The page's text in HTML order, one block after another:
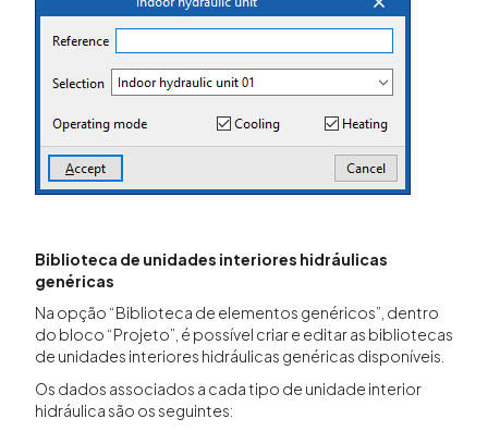
Biblioteca de unidades interiores hidráulicas
genéricas
Na opção “Biblioteca de elementos genéricos”, dentro
do bloco “Projeto”, é possível criar e editar as bibliotecas
de unidades interiores hidráulicas genéricas disponíveis.
Os dados associados a cada tipo de unidade interior
hidráulica são os seguintes: